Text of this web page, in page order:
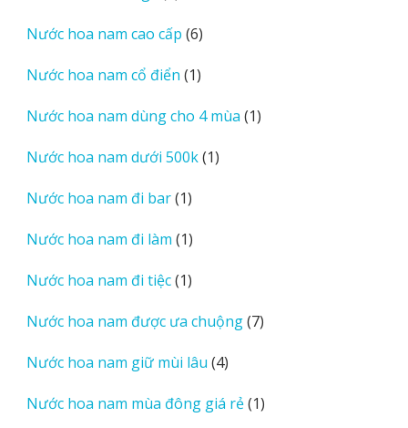
phẩm
Nước hoa nam cao cấp 66
phẩm
Nước hoa nam cổ điển 11
phẩm
Nước hoa nam dùng cho 4 mùa 11
Nước hoa nam dưới 500k 11
Nước hoa nam đi bar 11
phẩm
Nước hoa nam đi làm 11
phẩm
Nước hoa nam đi tiệc 11
phẩm
Nước hoa nam được ưa chuộng 77
Nước hoa nam giữ mùi lâu 44
phẩm
Nước hoa nam mùa đông giá rẻ 11